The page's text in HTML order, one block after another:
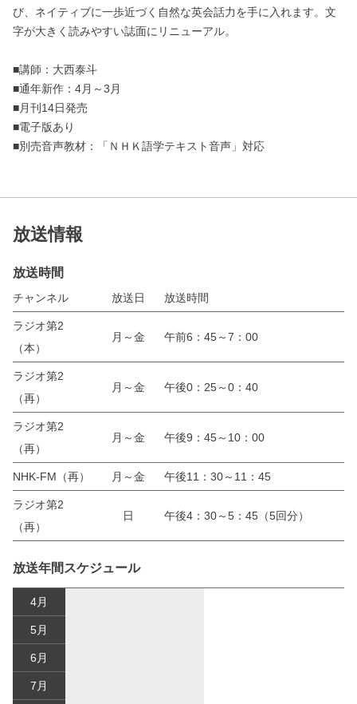
び、ネイティブに一歩近づく自然な英会話力を手に入れます。文
字が大きく読みやすい誌面にリニューアル。
■講師：大西泰斗
■通年新作：4月～3月
■月刊14日発売
■電子版あり
■別売音声教材：「ＮＨＫ語学テキスト音声」対応
放送情報
放送時間
チャンネル 放送日 放送時間
ラジオ第2
（本）
月～金 午前6：45～7：00
ラジオ第2
（再）
月～金 午後0：25～0：40
ラジオ第2
（再）
月～金 午後9：45～10：00
NHK-FM（再） 月～金 午後11：30～11：45
ラジオ第2
（再）
日 午後4：30～5：45（5回分）
放送年間スケジュール
4月
5月
6月
7月